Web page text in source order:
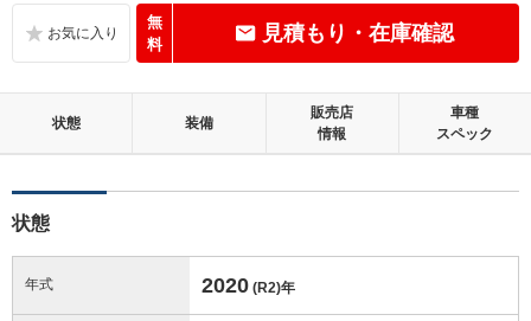
無
料
見積もり・在庫確認
状態 装備
販売店
情報
車種
スペック
状態
年式 2020 (R2)年